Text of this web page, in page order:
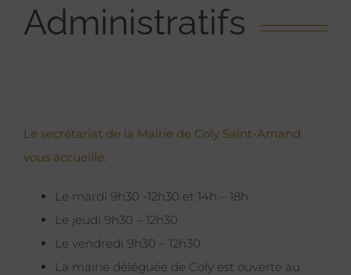
Administratifs
Le secrétariat de la Mairie de Coly Saint-Amand
vous accueille.
Le mardi 9h30 -12h30 et 14h – 18h
Le jeudi 9h30 – 12h30
Le vendredi 9h30 – 12h30
La mairie déléguée de Coly est ouverte au